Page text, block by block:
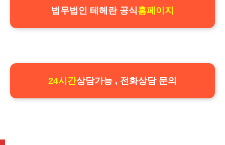
법무법인 테헤란 공식홈페이지
24시간상담가능 , 전화상담 문의